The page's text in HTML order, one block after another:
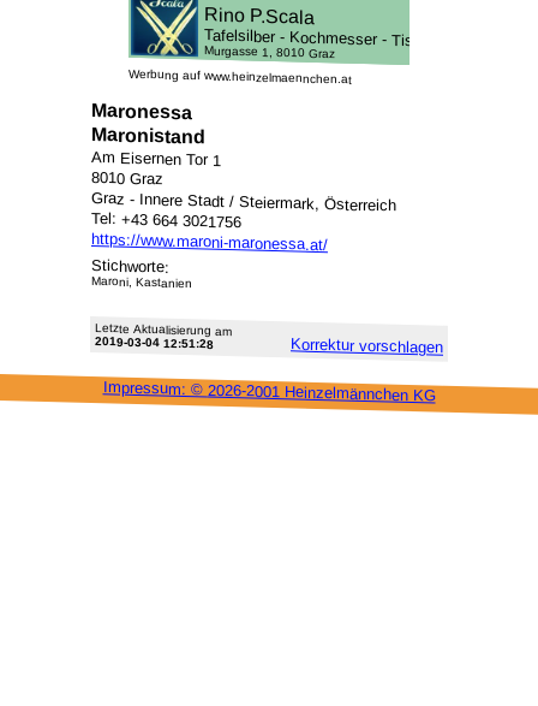
Werbung auf www.heinzelmaennchen.at
Maronessa
Maronistand
Am Eisernen Tor 1
8010 Graz
Graz - Innere Stadt / Steiermark, Österreich
Tel: +43 664 3021756
https://www.maroni-maronessa.at/
Stichworte:
Maroni, Kastanien
Letzte Aktu­alisie­rung am
2019-03-04 12:51:28 Korrektur vor­schlagen
Impressum: © 2026-2001 Heinzel­männchen KG